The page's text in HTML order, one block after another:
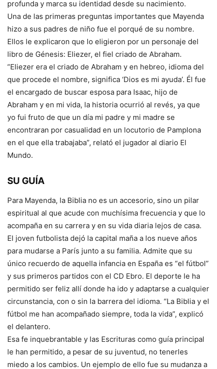
profunda y marca su identidad desde su nacimiento.
Una de las primeras preguntas importantes que Mayenda
hizo a sus padres de niño fue el porqué de su nombre.
Ellos le explicaron que lo eligieron por un personaje del
libro de Génesis: Eliezer, el fiel criado de Abraham.
“Eliezer era el criado de Abraham y en hebreo, idioma del
que procede el nombre, significa ‘Dios es mi ayuda’. Él fue
el encargado de buscar esposa para Isaac, hijo de
Abraham y en mi vida, la historia ocurrió al revés, ya que
yo fui fruto de que un día mi padre y mi madre se
encontraran por casualidad en un locutorio de Pamplona
en el que ella trabajaba”, relató el jugador al diario El
Mundo.
SU GUÍA
Para Mayenda, la Biblia no es un accesorio, sino un pilar
espiritual al que acude con muchísima frecuencia y que lo
acompaña en su carrera y en su vida diaria lejos de casa.
El joven futbolista dejó la capital maña a los nueve años
para mudarse a París junto a su familia. Admite que su
único recuerdo de aquella infancia en España es “el fútbol”
y sus primeros partidos con el CD Ebro. El deporte le ha
permitido ser feliz allí donde ha ido y adaptarse a cualquier
circunstancia, con o sin la barrera del idioma. “La Biblia y el
fútbol me han acompañado siempre, toda la vida”, explicó
el delantero.
Esa fe inquebrantable y las Escrituras como guía principal
le han permitido, a pesar de su juventud, no tenerles
miedo a los cambios. Un ejemplo de ello fue su mudanza a